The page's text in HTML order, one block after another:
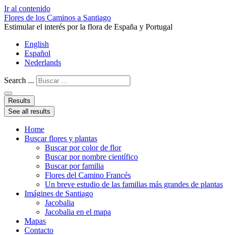
Ir al contenido
Flores de los Caminos a Santiago
Estimular el interés por la flora de España y Portugal
English
Español
Nederlands
Search ...
Results
See all results
Home
Buscar flores y plantas
Buscar por color de flor
Buscar por nombre científico
Buscar por familia
Flores del Camino Francés
Un breve estudio de las familias más grandes de plantas
Imágines de Santiago
Jacobalia
Jacobalia en el mapa
Mapas
Contacto